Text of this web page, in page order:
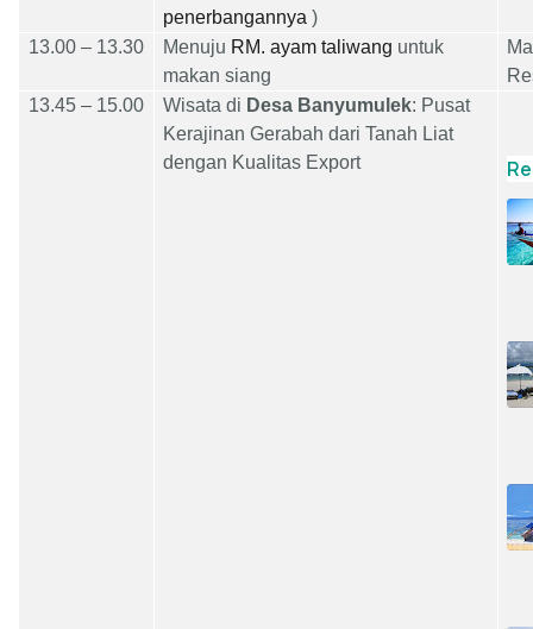
penerbangannya)
13.00 – 13.30 Menuju RM. ayam taliwang untuk
makan siang
M
13.45 – 15.00 Wisata di Desa Banyumulek: Pusat
Kerajinan Gerabah dari Tanah Liat
dengan Kualitas Export